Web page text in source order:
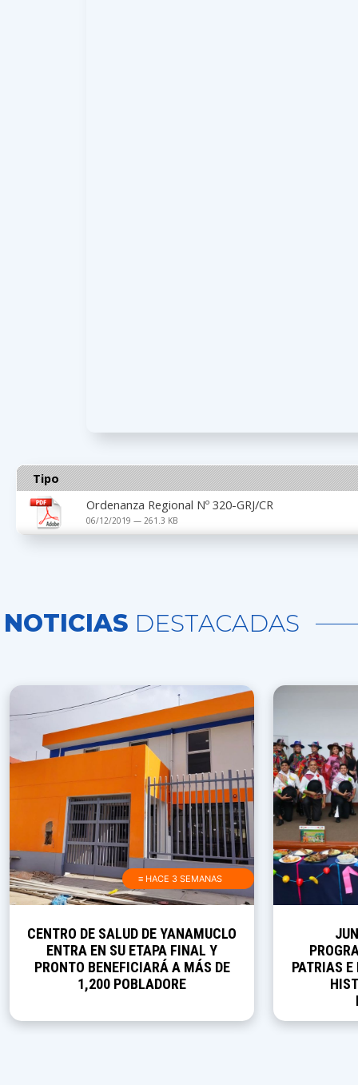
Tipo
Ordenanza Regional Nº 320-GRJ/CR
06/12/2019 — 261.3 KB
NOTICIAS DESTACADAS
≡ HACE 3 SEMANAS
CENTRO DE SALUD DE YANAMUCLO
ENTRA EN SU ETAPA FINAL Y
PRONTO BENEFICIARÁ A MÁS DE
1,200 POBLADORE
PATRIAS